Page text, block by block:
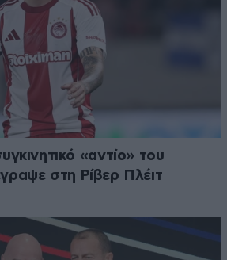
«αντίο» του
στη Ρίβερ Πλέιτ